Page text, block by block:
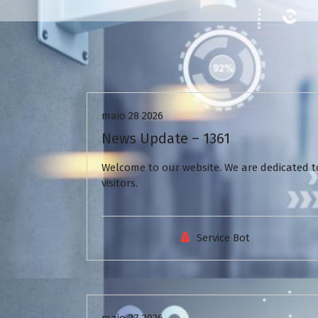
Uncategorized
maio 28 2026
News Update – 1361
Welcome to our website. We are
visitors.
Service Bot